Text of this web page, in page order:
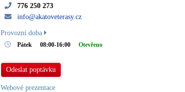
776 250 273
info@akatoveterasy.cz
Provozní doba
Pátek 08:00-16:00 Otevřeno
Odeslat poptávku
Webové prezentace